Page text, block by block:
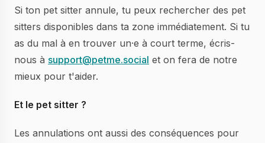
Si ton pet sitter annule, tu peux rechercher des pet
sitters disponibles dans ta zone immédiatement. Si tu
as du mal à en trouver un·e à court terme, écris-
nous à support@petme.social et on fera de notre
mieux pour t'aider.
Et le pet sitter ?
Les annulations ont aussi des conséquences pour